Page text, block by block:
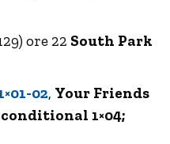
ore 22 South Park
02, Your Friends
1×04;